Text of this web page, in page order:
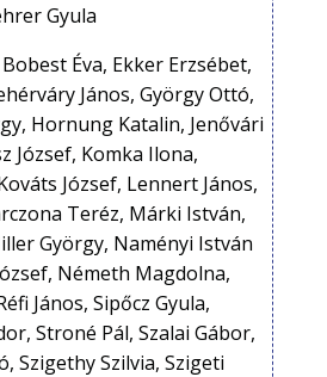
Gyula
Éva, Ekker Erzsébet,
János, György Ottó,
Hornung Katalin, Jenővári
József, Komka Ilona,
József, Lennert János,
Teréz, Márki István,
György, Naményi István
Németh Magdolna,
János, Sipőcz Gyula,
Stroné Pál, Szalai Gábor,
Szigethy Szilvia, Szigeti